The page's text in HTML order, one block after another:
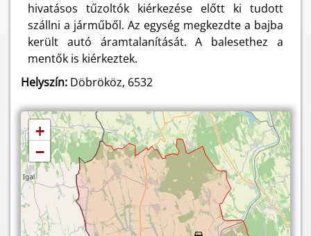
hivatásos tűzoltók kiérkezése előtt ki tudott
szállni a járműből. Az egység megkezdte a bajba
került autó áramtalanítását. A balesethez a
mentők is kiérkeztek.
Helyszín: Döbrököz, 6532
+
−